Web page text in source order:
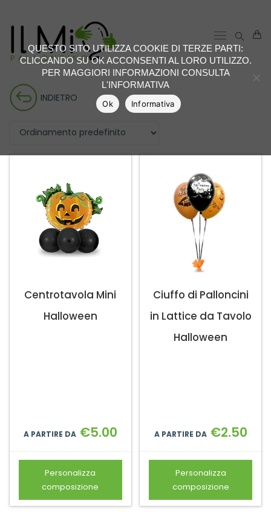
INDIETRO
Centrotavola Mini
Halloween
A PARTIRE DA €5.00
Personalizza
composizione
Ciuffo di Palloncini
in Lattice da Tavolo
Halloween
A PARTIRE DA €2.50
Personalizza
composizione
QUESTO SITO UTILIZZA COOKIE DI TERZE PARTI:
CLICCANDO SU OK ACCONSENTI AL LORO UTILIZZO.
PER MAGGIORI INFORMAZIONI CONSULTA
L'INFORMATIVA
Ok Informativa